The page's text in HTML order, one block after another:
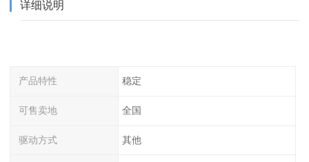
详细说明
产品特性 稳定
可售卖地 全国
驱动方式 其他